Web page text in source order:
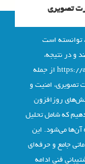
تصویری
توانسته است
و در نتیجه،
رزومه‌ای قوی و قابل اعتماد ارائه دهد. https://ariannetco.com از جمله
تصویری، امنیت و
روزافزون
که شامل تحلیل
آن‌ها می‌شود. این
جامع و حرفه‌ای
فنی ادامه